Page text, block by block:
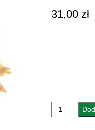
31,00 zł
ilość
SZELAK